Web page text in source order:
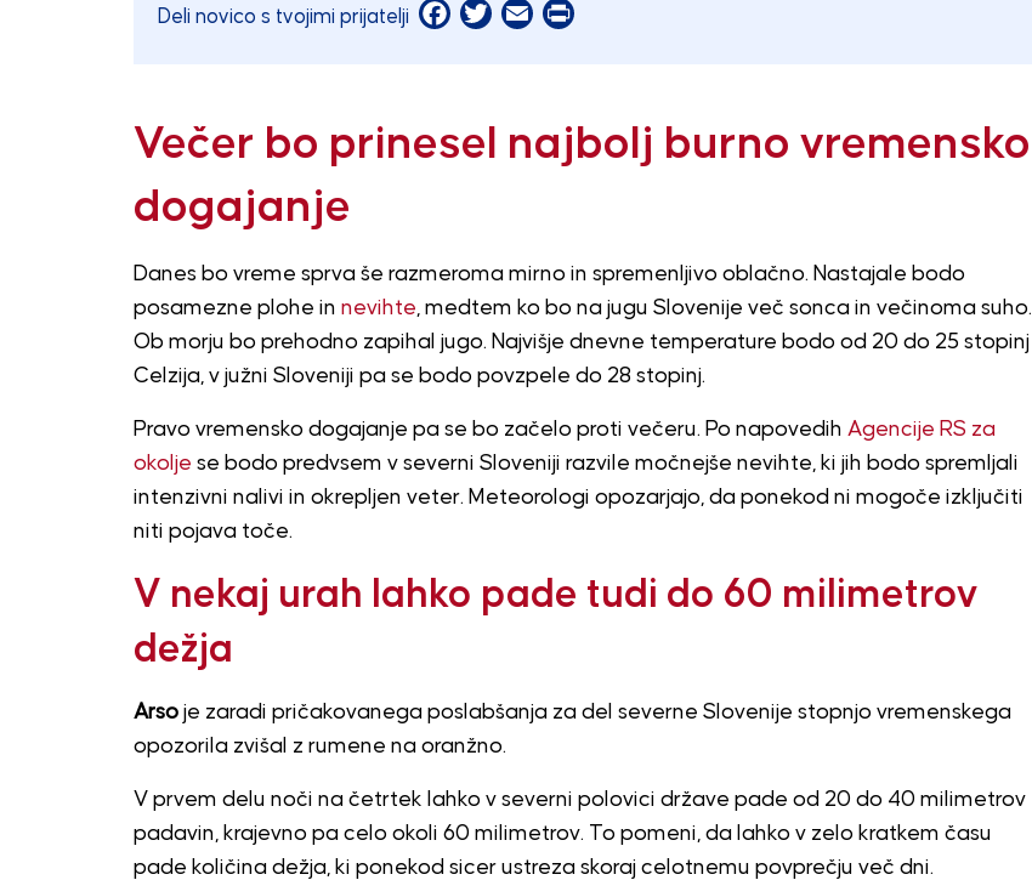
Deli novico s tvojimi prijatelji Facebook
Twitter
EmailPrint
Večer bo prinesel najbolj burno vremensko
dogajanje
Danes bo vreme sprva še razmeroma mirno in spremenljivo oblačno. Nastajale bodo
posamezne plohe in nevihte , medtem ko bo na jugu Slovenije več sonca in večinoma suho.
Ob morju bo prehodno zapihal jugo. Najvišje dnevne temperature bodo od 20 do 25 stopinj
Celzija, v južni Sloveniji pa se bodo povzpele do 28 stopinj.
Pravo vremensko dogajanje pa se bo začelo proti večeru. Po napovedih Agencije RS za
okolje se bodo predvsem v severni Sloveniji razvile močnejše nevihte, ki jih bodo spremljali
intenzivni nalivi in okrepljen veter. Meteorologi opozarjajo, da ponekod ni mogoče izključiti
niti pojava toče.
V nekaj urah lahko pade tudi do 60 milimetrov
dežja
Arsoje zaradi pričakovanega poslabšanja za del severne Slovenije stopnjo vremenskega
opozorila zvišal z rumene na oranžno.
V prvem delu noči na četrtek lahko v severni polovici države pade od 20 do 40 milimetrov
padavin, krajevno pa celo okoli 60 milimetrov. To pomeni, da lahko v zelo kratkem času
pade količina dežja, ki ponekod sicer ustreza skoraj celotnemu povprečju več dni.